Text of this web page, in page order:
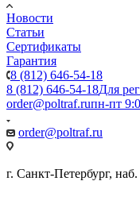
Новости
Статьи
Сертификаты
Гарантия
8 (812) 646-54-18
8 (812) 646-54-18Для
order@poltraf.ruпн-пт
order@poltraf.ru
г. Санкт-Петербург,